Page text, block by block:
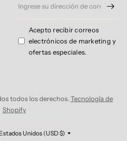
Acepto recibir correos
electrónicos de marketing y
ofertas especiales.
todos los derechos.Tecnología de
Shopify
Actualizar